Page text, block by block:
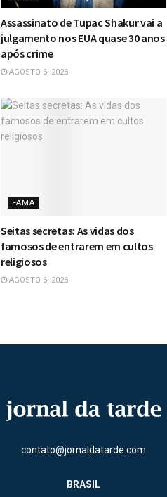
Assassinato de Tupac Shakur vai a
julgamento nos EUA quase 30 anos
após crime
AGOSTO 6, 2026
FAMA
Seitas secretas: As vidas dos
famosos de entrarem em cultos
religiosos
AGOSTO 6, 2026
contato@jornaldatarde.com
BRASIL